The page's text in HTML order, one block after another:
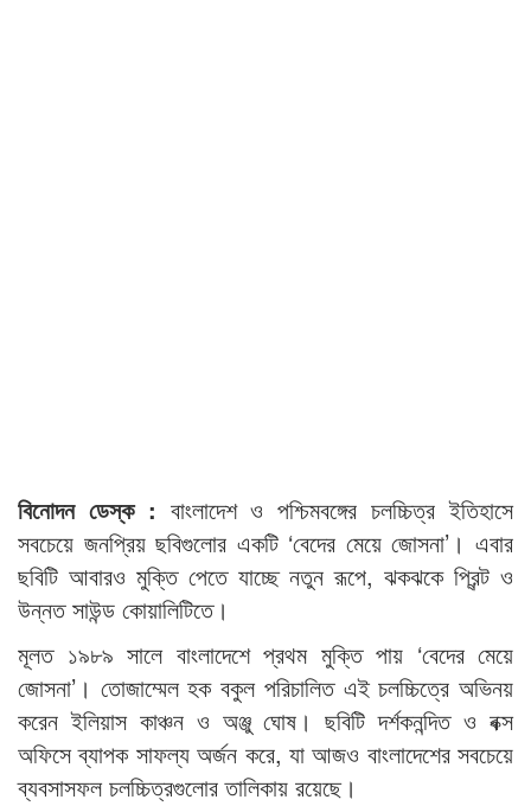
বিনোদন ডেস্ক : বাংলাদেশ ও পশ্চিমবঙ্গের চলচ্চিত্র ইতিহাসে
সবচেয়ে জনপ্রিয় ছবিগুলোর একটি ‘বেদের মেয়ে জোসনা’। এবার
ছবিটি আবারও মুক্তি পেতে যাচ্ছে নতুন রূপে, ঝকঝকে প্রিন্ট ও
উন্নত সাউন্ড কোয়ালিটিতে।
মূলত ১৯৮৯ সালে বাংলাদেশে প্রথম মুক্তি পায় ‘বেদের মেয়ে
জোসনা’। তোজাম্মেল হক বকুল পরিচালিত এই চলচ্চিত্রে অভিনয়
করেন ইলিয়াস কাঞ্চন ও অঞ্জু ঘোষ। ছবিটি দর্শকনন্দিত ও বক্স
অফিসে ব্যাপক সাফল্য অর্জন করে, যা আজও বাংলাদেশের সবচেয়ে
ব্যবসাসফল চলচ্চিত্রগুলোর তালিকায় রয়েছে।